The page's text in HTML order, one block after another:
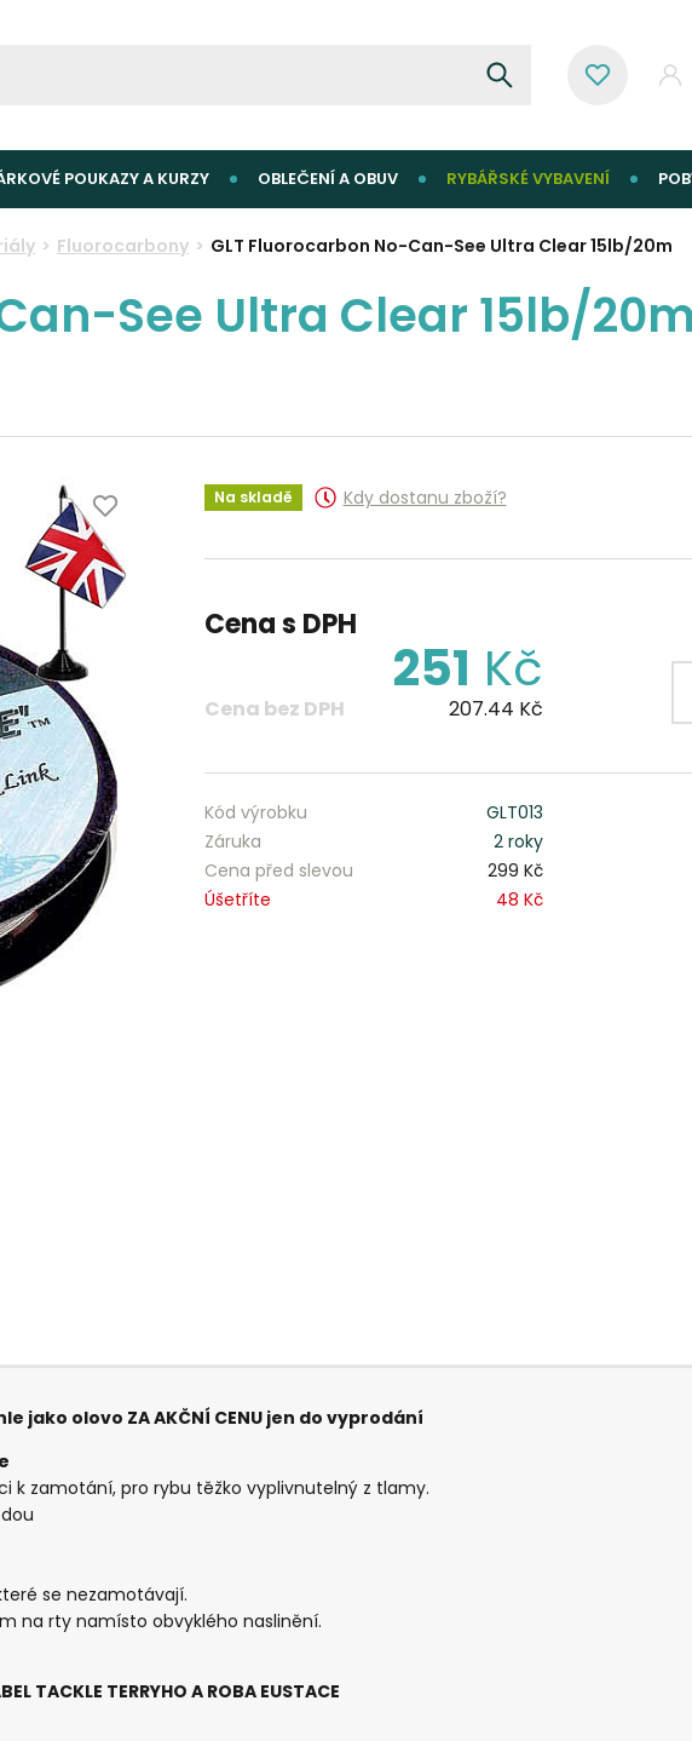
POUKAZY A KURZY OBLEČENÍ A OBUV RYBÁŘSKÉ VYBAVENÍ
Fluorocarbony GLT Fluorocarbon No-Can-See Ultra Clear 15lb/20m
See Ultra Clear 15lb/20m
Na skladě Kdy dostanu zboží?
Cena s DPH
251 Kč
Cena bez DPH 207.44 Kč
Kód výrobku
GLT013
Záruka
2 roky
Cena před slevou
299 Kč
Úšetříte
48 Kč
jako olovo ZA AKČNÍ CENU jen do vyprodání
k zamotání, pro rybu těžko vyplivnutelný z tlamy.
se nezamotávají.
na rty namísto obvyklého naslinění.
TACKLE TERRYHO A ROBA EUSTACE